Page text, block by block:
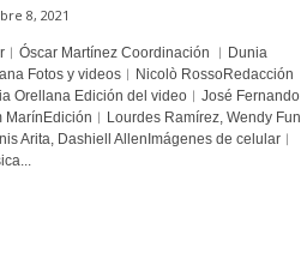
8, 2021
Martínez Coordinación ︱Dunia
Fotos y videos︱Nicolò RossoRedacción
Orellana Edición del video︱José Fernando
MarínEdición︱Lourdes Ramírez, Wendy
Arita, Dashiell AllenImágenes de celular︱